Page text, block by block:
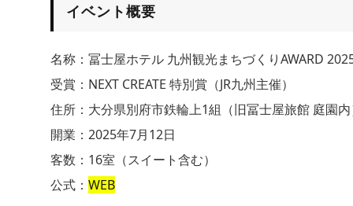
イベント概要
名称：冨士屋ホテル 九州観光まちづくりAWARD
受賞：NEXT CREATE 特別賞（JR九州主催）
住所：大分県別府市鉄輪上1組（旧冨士屋旅館 庭園
開業：2025年7月12日
客数：16室（スイート含む）
公式： WEB